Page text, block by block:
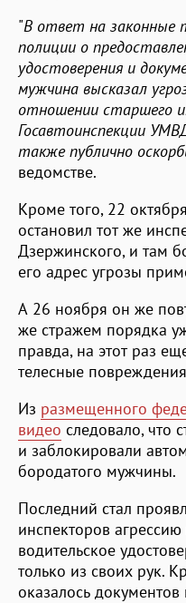
"В ответ на законные
полиции о
удостоверения и
мужчина высказал
отношении старшего
Госавтоинспекции
также публично
ведомстве.
Кроме того, 22
остановил тот же
Дзержинского, и там
его адрес угрозы
А 26 ноября он же
же стражем порядка
правда, на этот раз
телесные
Из размещенного
видео следовало, что
и заблокировали
бородатого мужчины.
Последний стал
инспекторов
водительское
только из своих рук.
оказалось документов